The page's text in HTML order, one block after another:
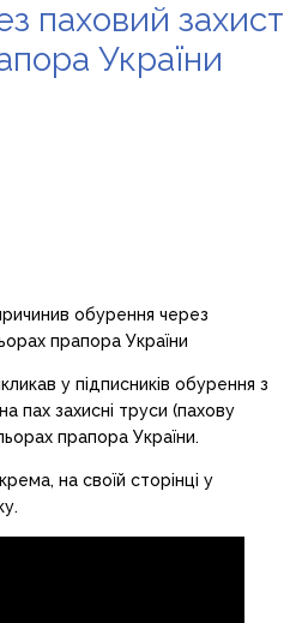
паховий захист
України
у підписників обурення з
пах захисні труси (пахову
прапора України.
на своїй сторінці у